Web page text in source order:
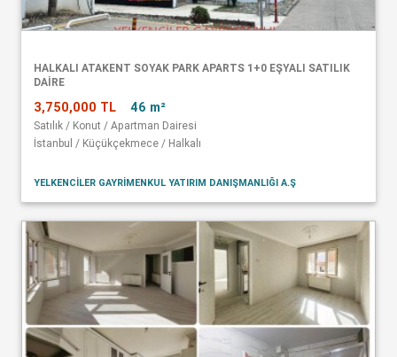
HALKALI ATAKENT SOYAK PARK APARTS 1+0 EŞYALI SATILIK
DAİRE
3,750,000 TL 46 m²
Satılık / Konut / Apartman Dairesi
İstanbul / Küçükçekmece / Halkalı
YELKENCİLER GAYRİMENKUL YATIRIM DANIŞMANLIĞI A.Ş